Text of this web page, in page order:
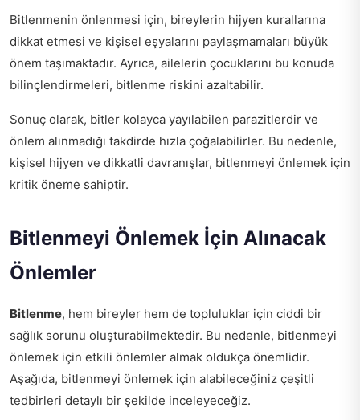
Bitlenmenin önlenmesi için, bireylerin hijyen kurallarına
dikkat etmesi ve kişisel eşyalarını paylaşmamaları büyük
önem taşımaktadır. Ayrıca, ailelerin çocuklarını bu konuda
bilinçlendirmeleri, bitlenme riskini azaltabilir.
Sonuç olarak, bitler kolayca yayılabilen parazitlerdir ve
önlem alınmadığı takdirde hızla çoğalabilirler. Bu nedenle,
kişisel hijyen ve dikkatli davranışlar, bitlenmeyi önlemek için
kritik öneme sahiptir.
Bitlenmeyi Önlemek İçin Alınacak
Önlemler
Bitlenme, hem bireyler hem de topluluklar için ciddi bir
sağlık sorunu oluşturabilmektedir. Bu nedenle, bitlenmeyi
önlemek için etkili önlemler almak oldukça önemlidir.
Aşağıda, bitlenmeyi önlemek için alabileceğiniz çeşitli
tedbirleri detaylı bir şekilde inceleyeceğiz.